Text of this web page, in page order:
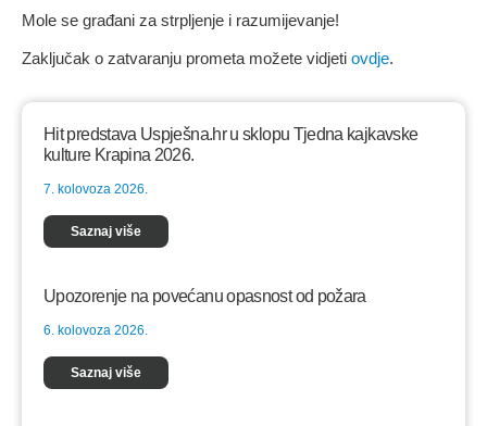
Mole se građani za strpljenje i razumijevanje!
Zaključak o zatvaranju prometa možete vidjeti ovdje.
Hit predstava Uspješna.hr u sklopu Tjedna kajkavske
kulture Krapina 2026.
7. kolovoza 2026.
Saznaj više
Upozorenje na povećanu opasnost od požara
6. kolovoza 2026.
Saznaj više